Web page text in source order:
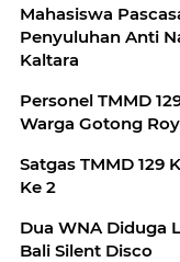
Mahasiswa
Penyuluhan Anti
Kaltara
Personel TMMD
Warga Gotong
Satgas TMMD 129
Ke 2
Dua WNA Diduga
Bali Silent Disco